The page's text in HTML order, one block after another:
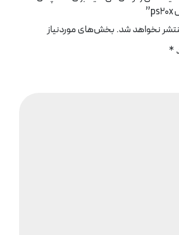
نخواهد شد. بخش‌های موردنیاز
*